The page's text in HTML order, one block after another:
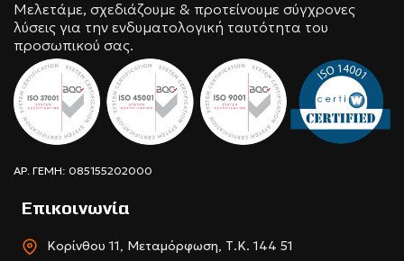
Μελετάμε, σχεδιάζουμε & προτείνουμε σύγχρονες
λύσεις για την ενδυματολογική ταυτότητα του
προσωπικού σας.
ΑΡ. ΓΕΜΗ: 085155202000
Επικοινωνία
Κορίνθου 11, Μεταμόρφωση, Τ.Κ. 144 51